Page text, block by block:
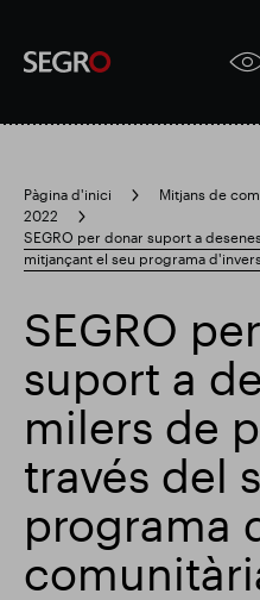
Submit
Search
for
Responsable SEGRO
Finca comercial de Slough
Actualització comercial
Pàgina d'inici Mitjans de
2022
SEGRO per donar suport a
mitjançant el seu programa
SEGRO
suport a
milers de
través del
programa